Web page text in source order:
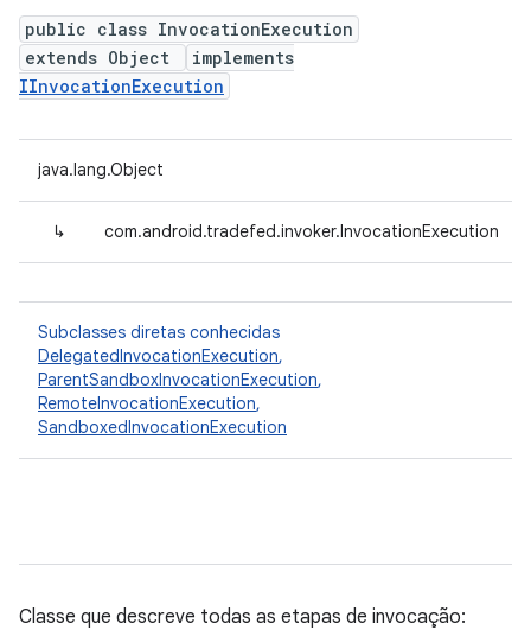
public class InvocationExecution
extends Object
implements
IInvocationExecution
java.lang.Object
↳ com.android.tradefed.invoker.InvocationExecution
Subclasses diretas conhecidas
DelegatedInvocationExecution,
ParentSandboxInvocationExecution,
RemoteInvocationExecution,
SandboxedInvocationExecution
Classe que descreve todas as etapas de invocação: